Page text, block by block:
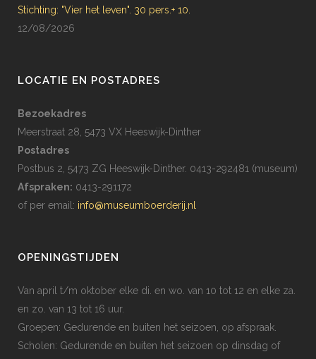
Stichting: "Vier het leven". 30 pers.+ 10.
12/08/2026
LOCATIE EN POSTADRES
Bezoekadres
Meerstraat 28, 5473 VX Heeswijk-Dinther
Postadres
Postbus 2, 5473 ZG Heeswijk-Dinther. 0413-292481 (museum)
Afspraken: 0413-291172
of per email: info@museumboerderij.nl
OPENINGSTIJDEN
Van april t/m oktober elke di. en wo. van 10 tot 12 en elke za.
en zo. van 13 tot 16 uur.
Groepen: Gedurende en buiten het seizoen, op afspraak.
Scholen: Gedurende en buiten het seizoen op dinsdag of